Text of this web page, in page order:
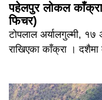
पहेलपुर लोकल
फिचर)
टोपलाल अर्यालगुल्मी, १७
राखिएका काँक्रा । दशैमा